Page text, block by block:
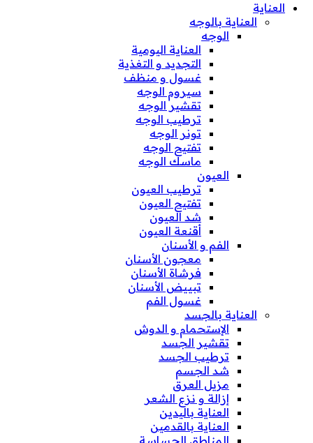
العناية
العناية بالوجه
الوجه
العناية اليومية
التجديد و التغذية
غسول و منظف
سيروم الوجه
تقشير الوجه
ترطيب الوجه
تونر الوجه
تفتيح الوجه
ماسك الوجه
العيون
ترطيب العيون
تفتيح العيون
شد العيون
أقنعة العيون
الفم و الأسنان
معجون الأسنان
فرشاة الأسنان
تبييض الأسنان
غسول الفم
العناية بالجسد
الإستحمام و الدوش
تقشير الجسد
ترطيب الجسد
شد الجسم
مزيل العرق
إزالة و نزع الشعر
العناية باليدين
العناية بالقدمين